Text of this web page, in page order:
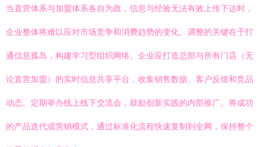
当直营体系与加盟体系各自为政，信息与经验无法有效上传下达时，
企业整体将难以应对市场竞争和消费趋势的变化。调整的关键在于打
通信息孤岛，构建学习型组织网络。企业应打造总部与所有门店（无
论直营加盟）的实时信息共享平台，收集销售数据、客户反馈和竞品
动态。定期举办线上线下交流会，鼓励创新实践的内部推广。将成功
的产品迭代或营销模式，通过标准化流程快速复制到全网，保持整个